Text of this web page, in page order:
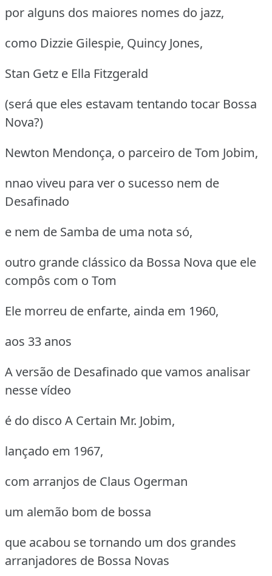
por alguns dos maiores nomes do jazz,
como Dizzie Gilespie, Quincy Jones,
Stan Getz e Ella Fitzgerald
(será que eles estavam tentando tocar Bossa
Nova?)
Newton Mendonça, o parceiro de Tom Jobim,
nnao viveu para ver o sucesso nem de
Desafinado
e nem de Samba de uma nota só,
outro grande clássico da Bossa Nova que ele
compôs com o Tom
Ele morreu de enfarte, ainda em 1960,
aos 33 anos
A versão de Desafinado que vamos analisar
nesse vídeo
é do disco A Certain Mr. Jobim,
lançado em 1967,
com arranjos de Claus Ogerman
um alemão bom de bossa
que acabou se tornando um dos grandes
arranjadores de Bossa Novas